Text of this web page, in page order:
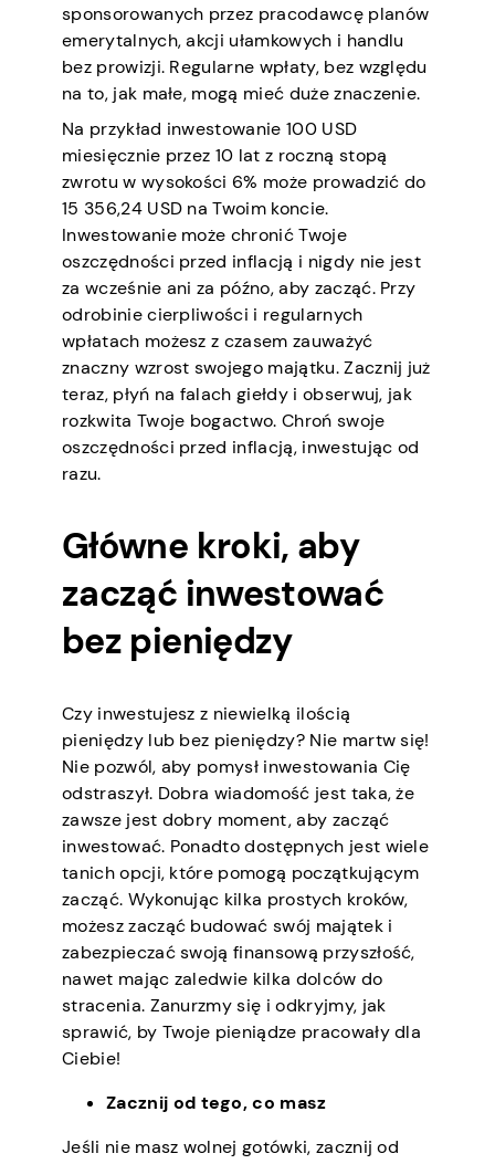
sponsorowanych przez pracodawcę planów
emerytalnych, akcji ułamkowych i handlu
bez prowizji. Regularne wpłaty, bez względu
na to, jak małe, mogą mieć duże znaczenie.
Na przykład inwestowanie 100 USD
miesięcznie przez 10 lat z roczną stopą
zwrotu w wysokości 6% może prowadzić do
15 356,24 USD na Twoim koncie.
Inwestowanie może chronić Twoje
oszczędności przed inflacją i nigdy nie jest
za wcześnie ani za późno, aby zacząć. Przy
odrobinie cierpliwości i regularnych
wpłatach możesz z czasem zauważyć
znaczny wzrost swojego majątku. Zacznij już
teraz, płyń na falach giełdy i obserwuj, jak
rozkwita Twoje bogactwo. Chroń swoje
oszczędności przed inflacją, inwestując od
razu.
Główne kroki, aby
zacząć inwestować
bez pieniędzy
Czy inwestujesz z niewielką ilością
pieniędzy lub bez pieniędzy? Nie martw się!
Nie pozwól, aby pomysł inwestowania Cię
odstraszył. Dobra wiadomość jest taka, że
zawsze jest dobry moment, aby zacząć
inwestować. Ponadto dostępnych jest wiele
tanich opcji, które pomogą początkującym
zacząć. Wykonując kilka prostych kroków,
możesz zacząć budować swój majątek i
zabezpieczać swoją finansową przyszłość,
nawet mając zaledwie kilka dolców do
stracenia. Zanurzmy się i odkryjmy, jak
sprawić, by Twoje pieniądze pracowały dla
Ciebie!
Zacznij od tego, co masz
Jeśli nie masz wolnej gotówki, zacznij od